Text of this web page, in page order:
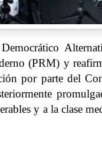
(PRM) y
por parte del
y a la clase